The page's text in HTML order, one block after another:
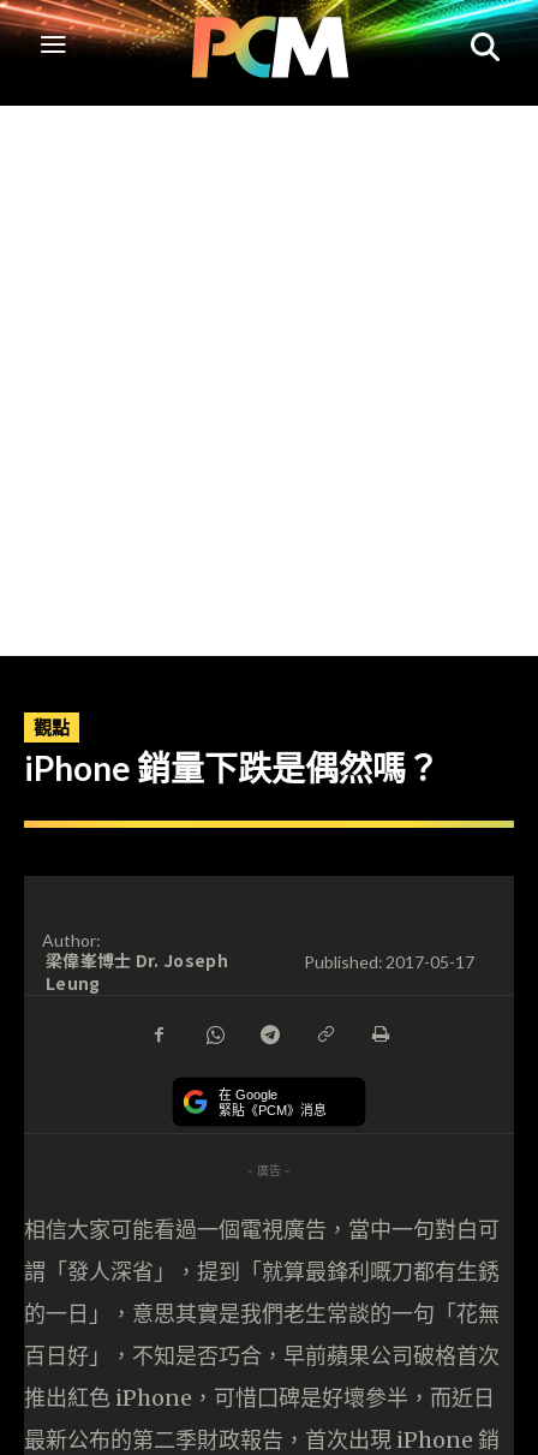
觀點
iPhone 銷量下跌是偶然嗎？
Author:
梁偉峯博士 Dr. Joseph
Leung
Published: 2017-05-17
在 Google
緊貼《PCM》消息
- 廣告 -
相信大家可能看過一個電視廣告，當中一句對白可
謂「發人深省」，提到「就算最鋒利嘅刀都有生銹
的一日」，意思其實是我們老生常談的一句「花無
百日好」，不知是否巧合，早前蘋果公司破格首次
推出紅色 iPhone，可惜囗碑是好壞參半，而近日
最新公布的第二季財政報告，首次出現 iPhone 銷